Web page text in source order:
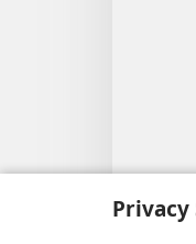
Privacy